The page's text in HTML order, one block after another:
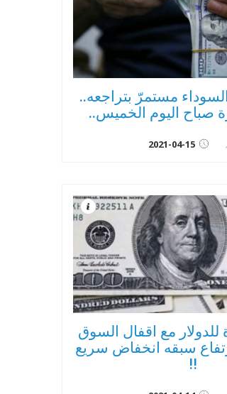
مستمرّ بتراجعه..
صباح اليوم الخميس..
مع اقفال السوق
سبقه انخفاض سريع
!!